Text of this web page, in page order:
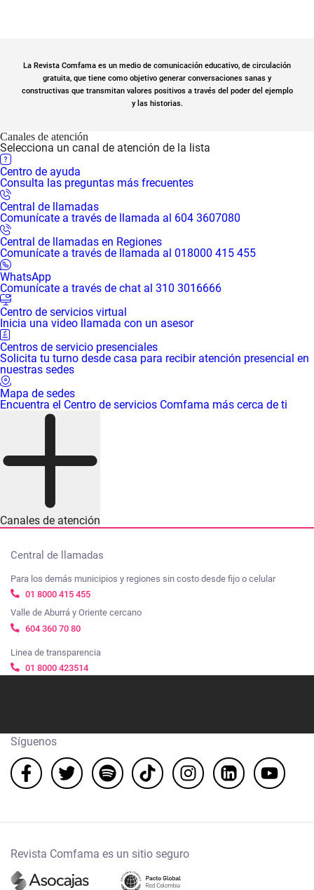
La Revista Comfama es un medio de comunicación educativo, de circulación
gratuita, que tiene como objetivo generar conversaciones sanas y
constructivas que transmitan valores positivos a través del poder del ejemplo
y las historias.
Canales de atención
Selecciona un canal de atención de la lista
Centro de ayuda
Consulta las preguntas más frecuentes
Central de llamadas
Comunícate a través de llamada al 604 3607080
Central de llamadas en Regiones
Comunícate a través de llamada al 018000 415 455
WhatsApp
Comunícate a través de chat al 310 3016666
Centro de servicios virtual
Inicia una video llamada con un asesor
Centros de servicio presenciales
Solicita tu turno desde casa para recibir atención presencial en
nuestras sedes
Mapa de sedes
Encuentra el Centro de servicios Comfama más cerca de ti
Canales de atención
Central de llamadas
Para los demás municipios y regiones sin costo desde fijo o celular
01 8000 415 455
Valle de Aburrá y Oriente cercano
604 360 70 80
Linea de transparencia
01 8000 423514
Síguenos
Revista Comfama es un sitio seguro